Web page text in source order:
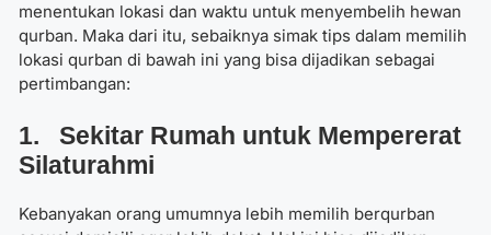
menentukan lokasi dan waktu untuk menyembelih hewan
qurban. Maka dari itu, sebaiknya simak tips dalam memilih
lokasi qurban di bawah ini yang bisa dijadikan sebagai
pertimbangan:
1. Sekitar Rumah untuk Mempererat
Silaturahmi
Kebanyakan orang umumnya lebih memilih berqurban